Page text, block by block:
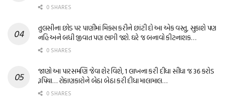
0 SHARES
તુલસીના છોડ પર પાણીમાં મિક્સ કરીને છાંટી દો આ એક વસ્તુ, સુકાશે પણ
નહિ અને બધી જીવાત પણ ભાગી જશે. ઘરે જ બનાવો કીટનાશક…
0 SHARES
જાણો આ પારસમણિ જેવા શેર વિશે, 1 લાખના કરી દીધા સીધા જ 36 કરોડ
રૂપિયા… રોકાણકારોને બેઠા બેઠા કરી દીધા માલામાલ…
0 SHARES